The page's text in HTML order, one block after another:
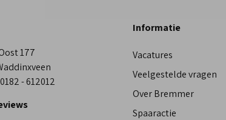
177
0182 - 612012
Informatie
Vacatures
Veelgestelde vragen
Over Bremmer
Spaaractie